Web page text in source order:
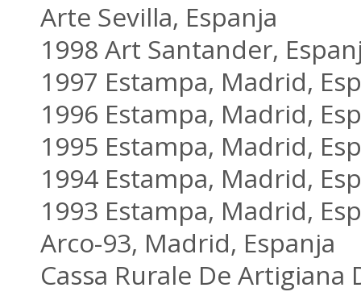
Arte Sevilla, Espanja
1998 Art Santander,
1997 Estampa, Madrid,
1996 Estampa, Madrid,
1995 Estampa, Madrid,
1994 Estampa, Madrid,
1993 Estampa, Madrid,
Arco-93, Madrid, Espanja
Cassa Rurale De Artigiana